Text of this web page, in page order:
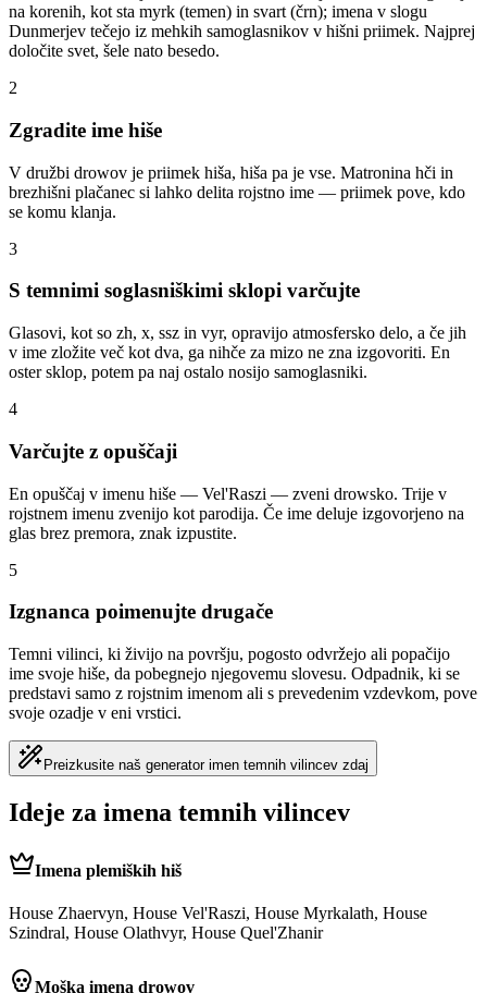
na korenih, kot sta myrk (temen) in svart (črn); imena v slogu
Dunmerjev tečejo iz mehkih samoglasnikov v hišni priimek. Najprej
določite svet, šele nato besedo.
2
Zgradite ime hiše
V družbi drowov je priimek hiša, hiša pa je vse. Matronina hči in
brezhišni plačanec si lahko delita rojstno ime — priimek pove, kdo
se komu klanja.
3
S temnimi soglasniškimi sklopi varčujte
Glasovi, kot so zh, x, ssz in vyr, opravijo atmosfersko delo, a če jih
v ime zložite več kot dva, ga nihče za mizo ne zna izgovoriti. En
oster sklop, potem pa naj ostalo nosijo samoglasniki.
4
Varčujte z opuščaji
En opuščaj v imenu hiše — Vel'Raszi — zveni drowsko. Trije v
rojstnem imenu zvenijo kot parodija. Če ime deluje izgovorjeno na
glas brez premora, znak izpustite.
5
Izgnanca poimenujte drugače
Temni vilinci, ki živijo na površju, pogosto odvržejo ali popačijo
ime svoje hiše, da pobegnejo njegovemu slovesu. Odpadnik, ki se
predstavi samo z rojstnim imenom ali s prevedenim vzdevkom, pove
svoje ozadje v eni vrstici.
Preizkusite naš generator imen temnih vilincev zdaj
Ideje za imena temnih vilincev
Imena plemiških hiš
House Zhaervyn, House Vel'Raszi, House Myrkalath, House
Szindral, House Olathvyr, House Quel'Zhanir
Moška imena drowov